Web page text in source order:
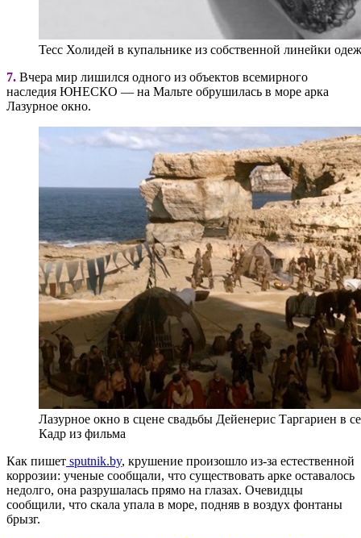
Тесс Холидей в купальнике из собственной линейки
7. Вчера мир лишился одного из объектов всемирного
наследия ЮНЕСКО — на Мальте обрушилась в море арка
Лазурное окно.
Лазурное окно в сцене свадьбы Дейенерис Таргариен в
Кадр из фильма
Как пишет sputnik.by, крушение произошло из-за естественной
коррозии: ученые сообщали, что существовать арке оставалось
недолго, она разрушалась прямо на глазах. Очевидцы
сообщили, что скала упала в море, подняв в воздух фонтаны
брызг.